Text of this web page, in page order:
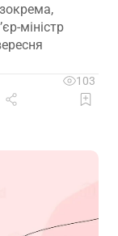
міністр
103